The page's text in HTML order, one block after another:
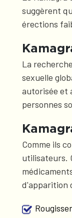
suggèrent
érections
La
sexuelle
autorisée et
personnes
Comme ils
utilisateurs.
d'apparition